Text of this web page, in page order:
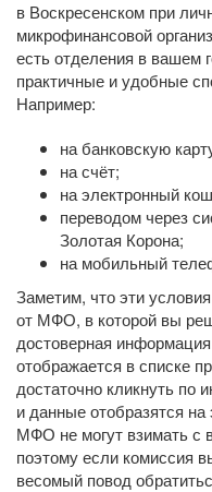
в Воскресенском при
микрофинансовой
есть отделения в вашем
практичные и удобные
Например:
на банковскую
на счёт;
на электронный
переводом через
Золотая Корона;
на мобильный
Заметим, что эти
от МФО, в которой вы
достоверная
отображается в списке
достаточно кликнуть
и данные отобразятся
МФО не могут взимать с
поэтому если комиссия
весомый повод